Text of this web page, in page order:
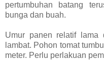
pertumbuhan batang
bunga dan buah.
Umur panen relatif lama
lambat. Pohon tomat
meter. Perlu perlakuan